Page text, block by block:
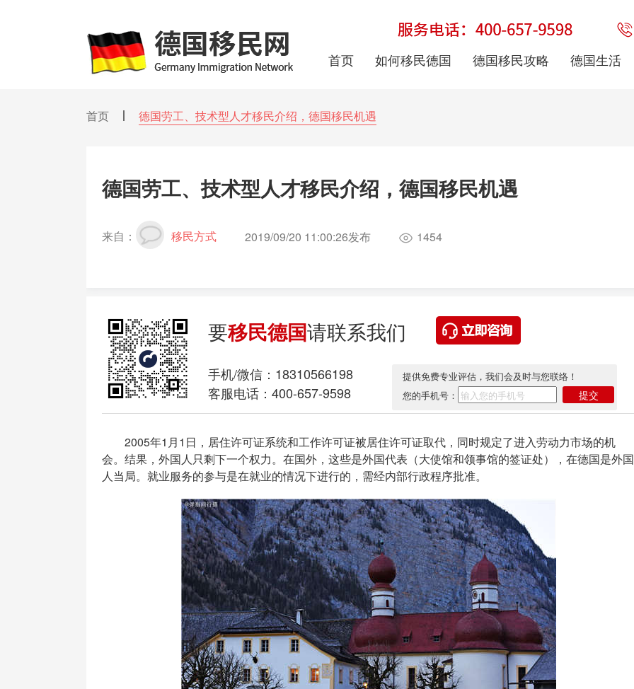
首页 如何移民德国 德国移民攻略 德国生活
首页 德国劳工、技术型人才移民介绍，德国移民机遇
德国劳工、技术型人才移民介绍，德国移民机遇
来自： 移民方式 2019/09/20 11:00:26发布 1454
要移民德国请联系我们
手机/微信： 18310566198
客服电话：400-657-9598
提供免费专业评估，我们会及时与您联络！
您的手机号：
提交
2005年1月1日，居住许可证系统和工作许可证被居住许可证取代，同时规定了进入劳动力市场的机
会。结果，外国人只剩下一个权力。在国外，这些是外国代表（大使馆和领事馆的签证处），在德国是外国
人当局。就业服务的参与是在就业的情况下进行的，需经内部行政程序批准。